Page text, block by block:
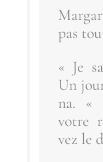
pas
« Je
Un
na. «
votre
vez le